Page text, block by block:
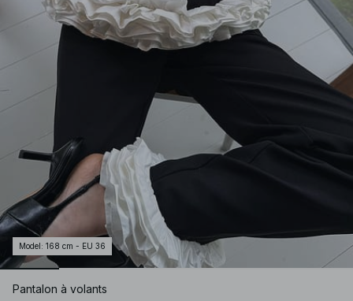
Model : 168 cm - EU 36
Pantalon à volants